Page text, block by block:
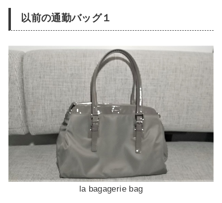
以前の通勤バッグ１
la bagagerie bag